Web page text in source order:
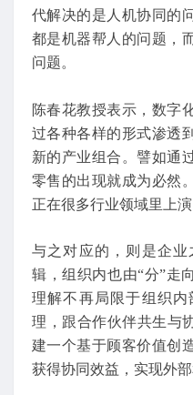
代解决的是人机协同的
都是机器帮人的问题，
问题。
陈春花教授表示，数字
过各种各样的形式渗透
新的产业组合。譬如通
零售的出现就成为必然
正在很多行业领域里上演
与之对应的，则是企
辑，组织内也由“分”走
理解不再局限于组织
理，跟合作伙伴共生与
建一个基于顾客价值创
获得协同效益，实现外